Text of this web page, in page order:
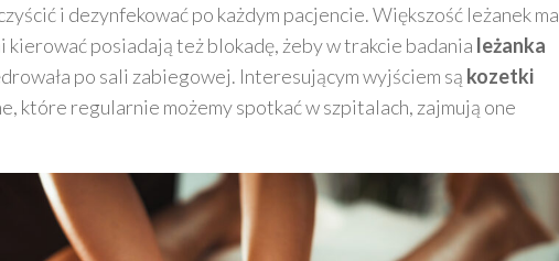
i dezynfekować po każdym pacjencie. Większość leżanek ma
kierować posiadają też blokadę, żeby w trakcie badania leżanka
po sali zabiegowej. Interesującym wyjściem są kozetki
które regularnie możemy spotkać w szpitalach, zajmują one